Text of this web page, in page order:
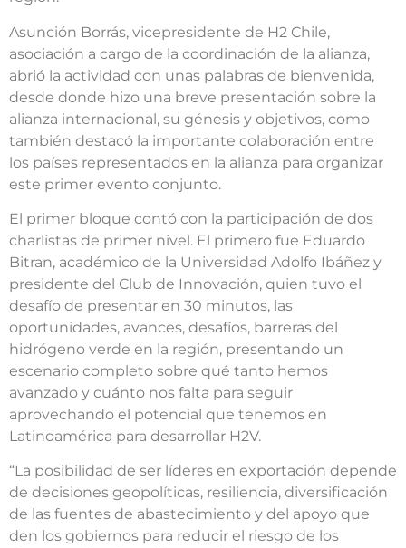
Asunción Borrás, vicepresidente de H2 Chile,
asociación a cargo de la coordinación de la alianza,
abrió la actividad con unas palabras de bienvenida,
desde donde hizo una breve presentación sobre la
alianza internacional, su génesis y objetivos, como
también destacó la importante colaboración entre
los países representados en la alianza para organizar
este primer evento conjunto.
El primer bloque contó con la participación de dos
charlistas de primer nivel. El primero fue Eduardo
Bitran, académico de la Universidad Adolfo Ibáñez y
presidente del Club de Innovación, quien tuvo el
desafío de presentar en 30 minutos, las
oportunidades, avances, desafíos, barreras del
hidrógeno verde en la región, presentando un
escenario completo sobre qué tanto hemos
avanzado y cuánto nos falta para seguir
aprovechando el potencial que tenemos en
Latinoamérica para desarrollar H2V.
“La posibilidad de ser líderes en exportación depende
de decisiones geopolíticas, resiliencia, diversificación
de las fuentes de abastecimiento y del apoyo que
den los gobiernos para reducir el riesgo de los